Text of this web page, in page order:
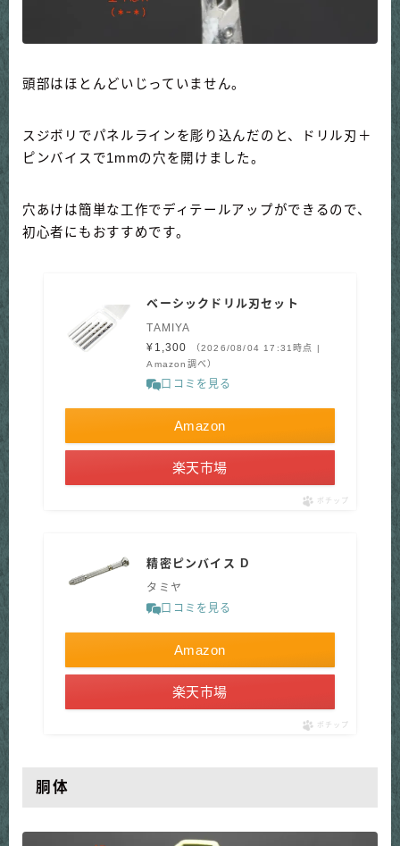
頭部はほとんどいじっていません。
スジボリでパネルラインを彫り込んだのと、ドリル刃＋
ピンバイスで1mmの穴を開けました。
穴あけは簡単な工作でディテールアップができるので、
初心者にもおすすめです。
ベーシックドリル刃セット
TAMIYA
¥1,300
（2026/08/04 17:31時点 |
Amazon調べ）
口コミを見る
Amazon
楽天市場
ポチップ
精密ピンバイス D
タミヤ
口コミを見る
Amazon
楽天市場
ポチップ
胴体